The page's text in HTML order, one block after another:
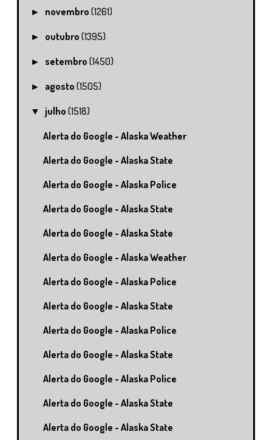
► novembro(1261)
► outubro(1395)
► setembro(1450)
► agosto(1505)
▼ julho(1518)
Alerta do Google - Alaska Weather
Alerta do Google - Alaska State
Alerta do Google - Alaska Police
Alerta do Google - Alaska State
Alerta do Google - Alaska State
Alerta do Google - Alaska Weather
Alerta do Google - Alaska Police
Alerta do Google - Alaska State
Alerta do Google - Alaska Police
Alerta do Google - Alaska State
Alerta do Google - Alaska Police
Alerta do Google - Alaska State
Alerta do Google - Alaska State